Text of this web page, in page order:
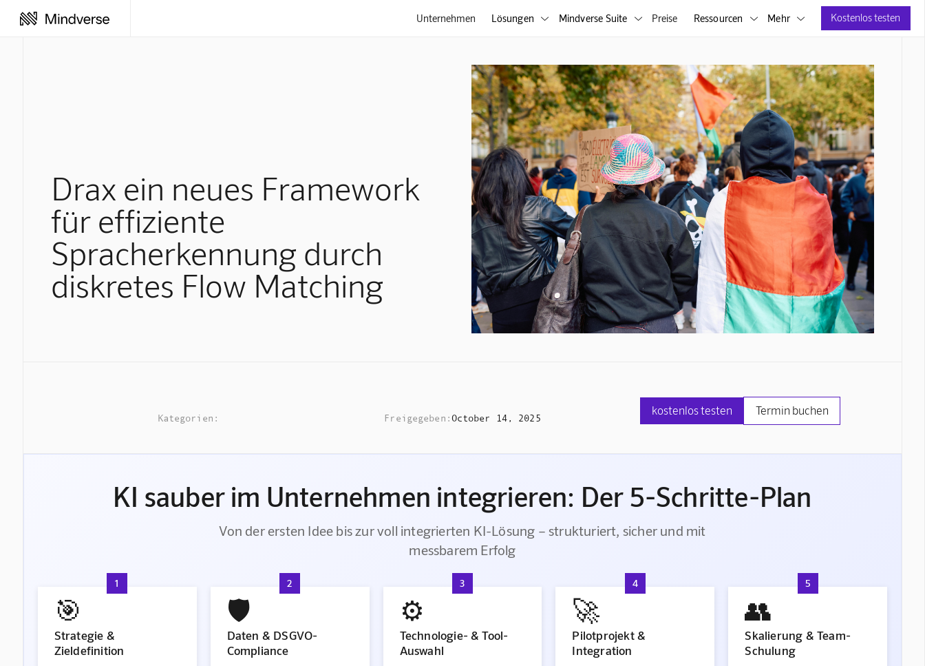
Unternehmen Lösungen  Mindverse Suite  Preise Ressourcen  Mehr  Kostenlos testen
Drax ein neues Framework
für effiziente
Spracherkennung durch
diskretes Flow Matching
Kategorien: Freigegeben:October 14, 2025
kostenlos testen Termin buchen
KI sauber im Unternehmen integrieren: Der 5-Schritte-Plan
Von der ersten Idee bis zur voll integrierten KI-Lösung – strukturiert, sicher und mit
messbarem Erfolg
1
🎯
Strategie &
Zieldefinition
2
🛡️
Daten & DSGVO-
Compliance
3
⚙️
Technologie- & Tool-
Auswahl
4
🚀
Pilotprojekt &
Integration
5
👥
Skalierung & Team-
Schulung